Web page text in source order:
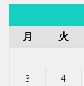
月
火
3
4